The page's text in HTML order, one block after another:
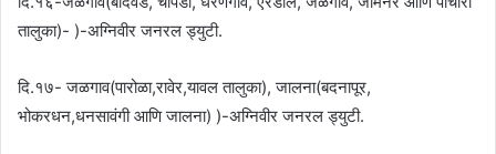
तालुका)- )-अग्निवीर जनरल ड्युटी.
दि.१७- जळगाव(पारोळा,रावेर,यावल तालुका), जालना(बदनापूर,
भोकरधन,धनसावंगी आणि जालना) )-अग्निवीर जनरल ड्युटी.